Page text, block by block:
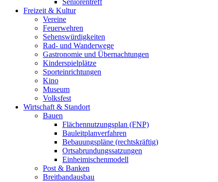
Seniorentreff
Freizeit & Kultur
Vereine
Feuerwehren
Sehenswürdigkeiten
Rad- und Wanderwege
Gastronomie und Übernachtungen
Kinderspielplätze
Sporteinrichtungen
Kino
Museum
Volksfest
Wirtschaft & Standort
Bauen
Flächennutzungsplan (FNP)
Bauleitplanverfahren
Bebauungspläne (rechtskräftig)
Ortsabrundungssatzungen
Einheimischenmodell
Post & Banken
Breitbandausbau